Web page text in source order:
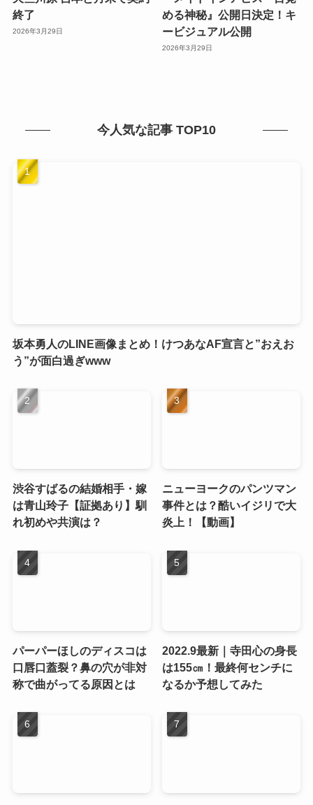
終了
2026年3月29日
める神秘』公開日決定！キ
ービジュアル公開
2026年3月29日
今人気な記事 TOP10
坂本勇人のLINE画像まとめ！けつあなAF宣言と”おえお
う”が面白過ぎwww
渋谷すばるの結婚相手・嫁
は青山玲子【証拠あり】馴
れ初めや共演は？
ニューヨークのパンツマン
事件とは？酷いイジリで大
炎上！【動画】
パーパーほしのディスコは
口唇口蓋裂？鼻の穴が非対
称で曲がってる原因とは
2022.9最新｜寺田心の身長
は155㎝！最終何センチに
なるか予想してみた